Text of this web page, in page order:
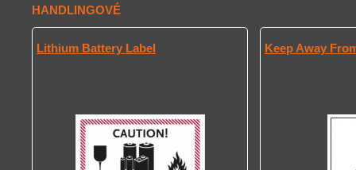
HANDLINGOVÉ
Lithium Battery Label Keep Away